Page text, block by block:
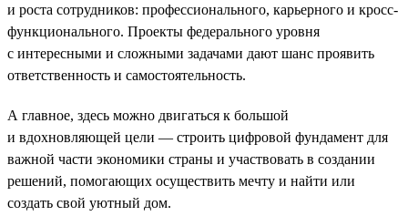
и роста сотрудников: профессионального, карьерного и кросс-
функционального. Проекты федерального уровня
с интересными и сложными задачами дают шанс проявить
ответственность и самостоятельность.
А главное, здесь можно двигаться к большой
и вдохновляющей цели — строить цифровой фундамент для
важной части экономики страны и участвовать в создании
решений, помогающих осуществить мечту и найти или
создать свой уютный дом.